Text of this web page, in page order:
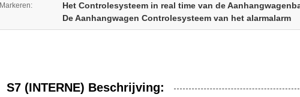
Markeren:
Het Controlesysteem in real time van de
De Aanhangwagen Controlesysteem van het alarmalarm
S7 (INTERNE) Beschrijving: